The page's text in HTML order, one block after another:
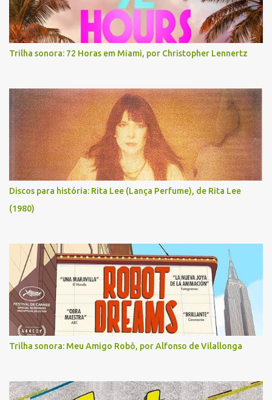
Trilha sonora: 72 Horas em Miami, por Christopher Lennertz
Discos para história: Rita Lee (Lança Perfume), de Rita Lee
(1980)
Trilha sonora: Meu Amigo Robô, por Alfonso de Vilallonga